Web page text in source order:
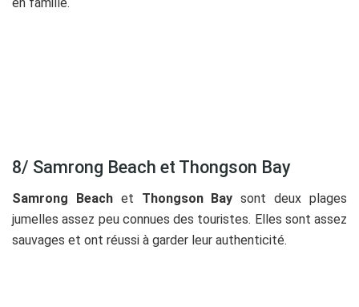
8/ Samrong Beach et Thongson Bay
Samrong Beachet Thongson Bay sont deux plages
jumelles assez peu connues des touristes. Elles sont assez
sauvages et ont réussi à garder leur authenticité.